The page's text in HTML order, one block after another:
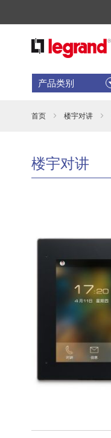
产品类别
首页 楼宇对讲
楼宇对讲
的
转